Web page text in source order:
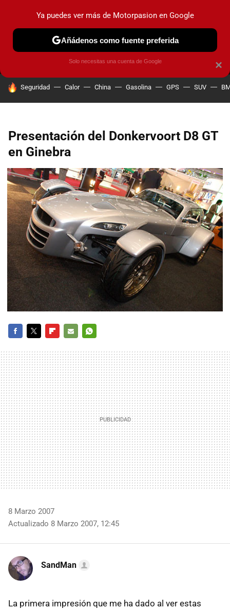
MENÚ NUEVO
COCHES ELÉCTRICOS OBSERVATORIO
HOY SE HABLA DE
Seguridad Calor China Gasolina GPS SUV
Presentación del Donkervoort D8 GT
en Ginebra
MAIL
8 Marzo 2007
Actualizado 8 Marzo 2007, 12:45
SandMan
La primera impresión que me ha dado al ver estas
×
Ya puedes ver más de Motorpasion en Google
Añádenos como fuente preferida
Solo necesitas una cuenta de Google